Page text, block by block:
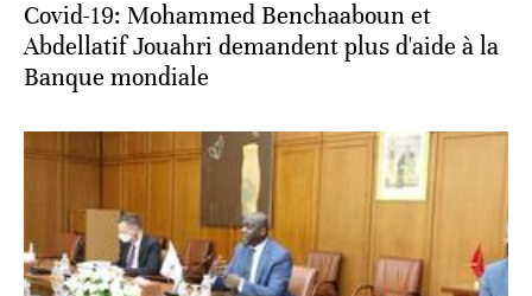
Covid-19: Mohammed Benchaaboun et
Abdellatif Jouahri demandent plus d'aide à la
Banque mondiale